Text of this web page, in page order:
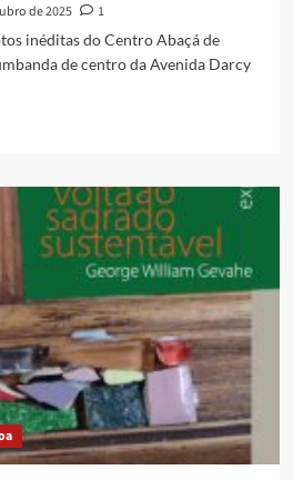
de 2025
1
inéditas do Centro Abaçá de
de centro da Avenida Darcy